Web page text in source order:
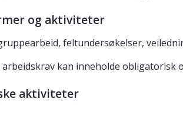
og aktiviteter
feltundersøkelser,
kan inneholde obligatorisk
aktiviteter